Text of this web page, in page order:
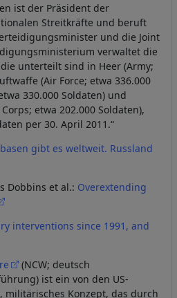
ist der Präsident der
Streitkräfte und beruft
und die Joint
verwaltet die
unterteilt sind in Heer (Army;
(Air Force; etwa 336.000
330.000 Soldaten) und
etwa 202.000 Soldaten),
per 30. April 2011.“
gibt es weltweit. Russland
Dobbins et al.: Overextending
interventions since 1991, and
(NCW; deutsch
ist ein von den US-
militärisches Konzept, das durch